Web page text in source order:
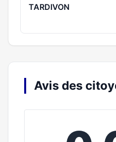
TARDIVON
Avis des